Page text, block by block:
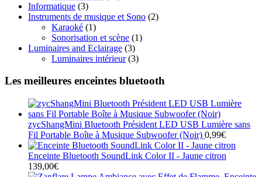
Informatique (3)
Instruments de musique et Sono (2)
Karaoké (1)
Sonorisation et scène (1)
Luminaires and Eclairage (3)
Luminaires intérieur (3)
Les meilleures enceintes bluetooth
zycShangMini Bluetooth Président LED USB Lumière sans
Fil Portable Boîte à Musique Subwoofer (Noir) 0,99€
Enceinte Bluetooth SoundLink Color II - Jaune citron
139,00€